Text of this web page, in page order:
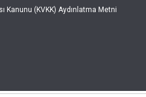
Kanunu (KVKK) Aydınlatma Metni